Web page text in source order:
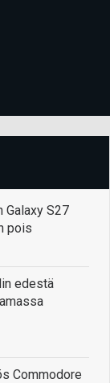
Galaxy S27
pois
edestä
Commodore